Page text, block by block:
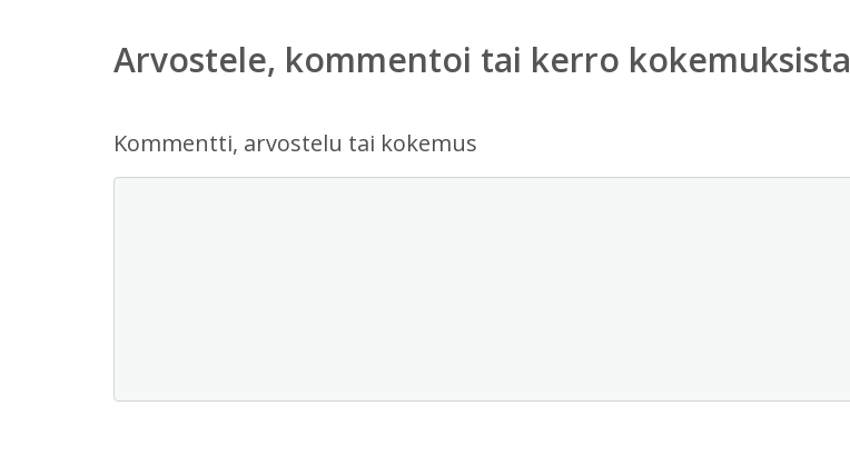
Arvostele, kommentoi tai kerro kokemuksista
Kommentti, arvostelu tai kokemus